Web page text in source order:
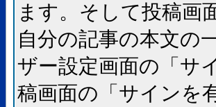
ます。そして投稿画
自分の記事の本文の
ザー設定画面の「サ
稿画面の「サインを